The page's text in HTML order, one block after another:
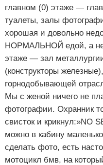
главном (0) этаже —
туалеты, залы
хорошая и довольно
НОРМАЛЬНОЙ едой, а
этаже — зал
(конструкторы
горнодобывающей
Мы с женой ничего не
фотографии. Охранник
свисток и крикнул:»NO
можно в кабину
сделать фото, есть
мотоцикл бмв, на